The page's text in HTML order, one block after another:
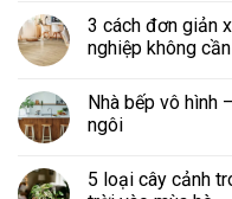
3 cách đơn giản
nghiệp không
Nhà bếp vô hình
ngôi
5 loại cây cảnh